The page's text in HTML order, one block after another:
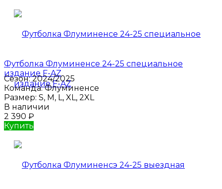
Футболка Флуминенсе 24-25 специальное
издание F-AZ
Сезон:2024/2025
Команда:Флуминенсе
Размер: S, M, L, XL, 2XL
В наличии
2 390 ₽
Купить